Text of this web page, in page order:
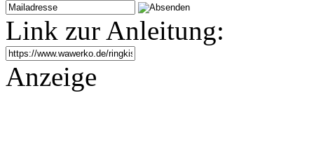
Link zur Anleitung:
Anzeige